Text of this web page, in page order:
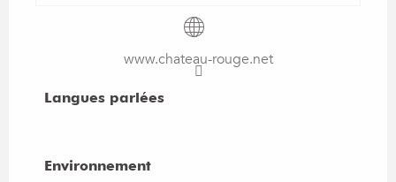
www.chateau-rouge.net
Langues parlées
Langues parlées
Environnement
Environnement